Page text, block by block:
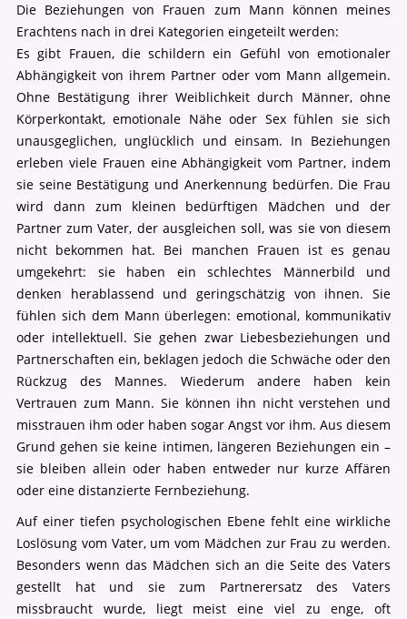
Die Beziehungen von Frauen zum Mann können meines
Erachtens nach in drei Kategorien eingeteilt werden:
Es gibt Frauen, die schildern ein Gefühl von emotionaler
Abhängigkeit von ihrem Partner oder vom Mann allgemein.
Ohne Bestätigung ihrer Weiblichkeit durch Männer, ohne
Körperkontakt, emotionale Nähe oder Sex fühlen sie sich
unausgeglichen, unglücklich und einsam. In Beziehungen
erleben viele Frauen eine Abhängigkeit vom Partner, indem
sie seine Bestätigung und Anerkennung bedürfen. Die Frau
wird dann zum kleinen bedürftigen Mädchen und der
Partner zum Vater, der ausgleichen soll, was sie von diesem
nicht bekommen hat. Bei manchen Frauen ist es genau
umgekehrt: sie haben ein schlechtes Männerbild und
denken herablassend und geringschätzig von ihnen. Sie
fühlen sich dem Mann überlegen: emotional, kommunikativ
oder intellektuell. Sie gehen zwar Liebesbeziehungen und
Partnerschaften ein, beklagen jedoch die Schwäche oder den
Rückzug des Mannes. Wiederum andere haben kein
Vertrauen zum Mann. Sie können ihn nicht verstehen und
misstrauen ihm oder haben sogar Angst vor ihm. Aus diesem
Grund gehen sie keine intimen, längeren Beziehungen ein –
sie bleiben allein oder haben entweder nur kurze Affären
oder eine distanzierte Fernbeziehung.
Auf einer tiefen psychologischen Ebene fehlt eine wirkliche
Loslösung vom Vater, um vom Mädchen zur Frau zu werden.
Besonders wenn das Mädchen sich an die Seite des Vaters
gestellt hat und sie zum Partnerersatz des Vaters
missbraucht wurde, liegt meist eine viel zu enge, oft